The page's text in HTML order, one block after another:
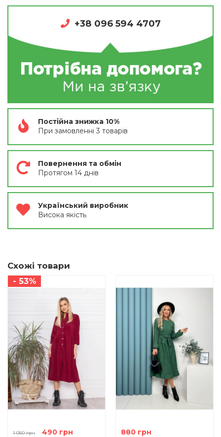
+38 096 594 4707
Постійна знижка 10%
При замовленні 3 товарів
Повернення та обмін
Протягом 14 днів
Український виробник
Висока якість
Схожі товари
- 53%
1 050 грн 490 грн 880 грн